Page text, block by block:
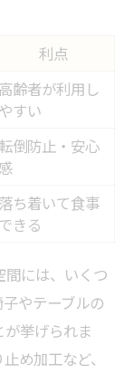
利点
高齢者が利用し
やすい
転倒防止・安心
落ち着いて食事
できる
には、いくつ
やテーブルの
挙げられま
め加工など、